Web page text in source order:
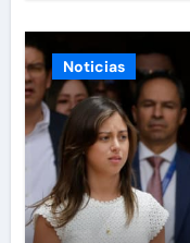
Noticias